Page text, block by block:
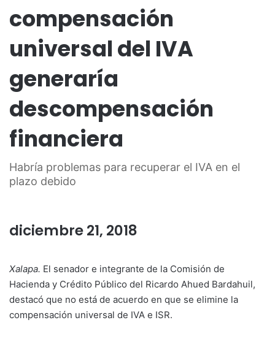
compensación
universal del IVA
generaría
descompensación
financiera
Habría problemas para recuperar el IVA en el
plazo debido
diciembre 21, 2018
Xalapa. El senador e integrante de la Comisión de
Hacienda y Crédito Público del Ricardo Ahued Bardahuil,
destacó que no está de acuerdo en que se elimine la
compensación universal de IVA e ISR.